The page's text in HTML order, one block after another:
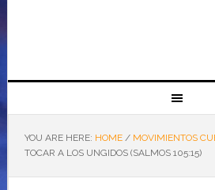
YOU ARE HERE: HOME / MOVIMIENTOS
TOCAR A LOS UNGIDOS (SALMOS 105:15)